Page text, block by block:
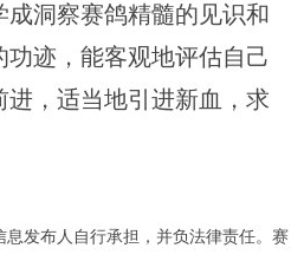
洞察赛鸽精髓的见识和
迹，能客观地评估自己
，适当地引进新血，求
发布人自行承担，并负法律责任。赛